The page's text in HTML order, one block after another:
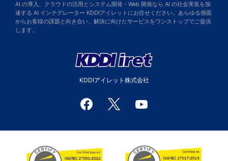
AI の導入、クラウドの活用とシステム開発・Web 開発なら AI の社会実装を加
速する AI インテグレーター KDDIアイレットにお任せください。あらゆる側面
からお客様の課題と向き合い、解決に向けたサービスをワンストップでご提供
します。
KDDIアイレット株式会社